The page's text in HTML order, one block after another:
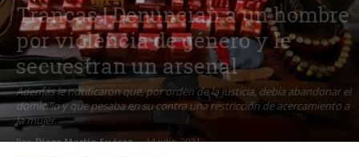
Trancas | Denuncian a un hombre
por violencia de género y le
secuestran un arsenal
Además le notificaron que, por orden de la justicia, debía abandonar el
domicilio y que pesaba en su contra una restricción de acercamiento a
la mujer.
Por Diego Martín Suárez - 14 julio, 2021